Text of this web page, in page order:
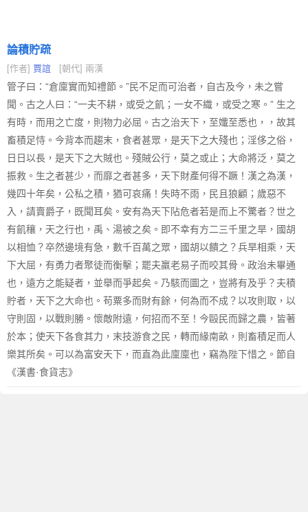
論積貯疏
[作者] 賈誼 [朝代] 兩漢
管子曰：“倉廩實而知禮節。”民不足而可治者，自古及今，未之嘗
聞。古之人曰：“一夫不耕，或受之飢；一女不織，或受之寒。” 生之
有時，而用之亡度，則物力必屈。古之治天下，至孅至悉也，，故其
畜積足恃。今背本而趨末，食者甚眾，是天下之大殘也；淫侈之俗，
日日以長，是天下之大賊也。殘賊公行，莫之或止；大命將泛，莫之
振救。生之者甚少，而靡之者甚多，天下財產何得不蹶！漢之為漢，
幾四十年矣，公私之積，猶可哀痛！失時不雨，民且狼顧；歲惡不
入，請賣爵子，既聞耳矣。安有為天下阽危者若是而上不驚者？世之
有飢穰，天之行也，禹、湯被之矣。即不幸有方二三千里之旱，國胡
以相恤？卒然邊境有急，數千百萬之眾，國胡以饋之？兵旱相乘，天
下大屈，有勇力者聚徒而衡擊；罷夫羸老易子而咬其骨。政治未畢通
也，遠方之能疑者，並舉而爭起矣。乃駭而圖之，豈將有及乎？夫積
貯者，天下之大命也。苟粟多而財有餘，何為而不成？以攻則取，以
守則固，以戰則勝。懷敵附遠，何招而不至！今毆民而歸之農，皆著
於本；使天下各食其力，末技游食之民，轉而緣南畝，則畜積足而人
樂其所矣。可以為富安天下，而直為此廩廩也，竊為陛下惜之。節自
《漢書·食貨志》